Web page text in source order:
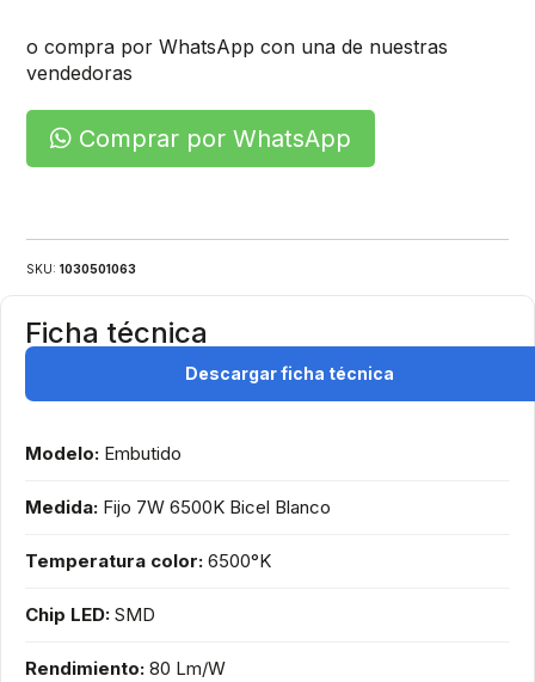
cantidad
o compra por WhatsApp con una de nuestras
vendedoras
Comprar por WhatsApp
SKU:1030501063
Ficha técnica
Descargar ficha técnica
Modelo: Embutido
Medida: Fijo 7W 6500K Bicel Blanco
Temperatura color: 6500°K
Chip LED: SMD
Rendimiento: 80 Lm/W